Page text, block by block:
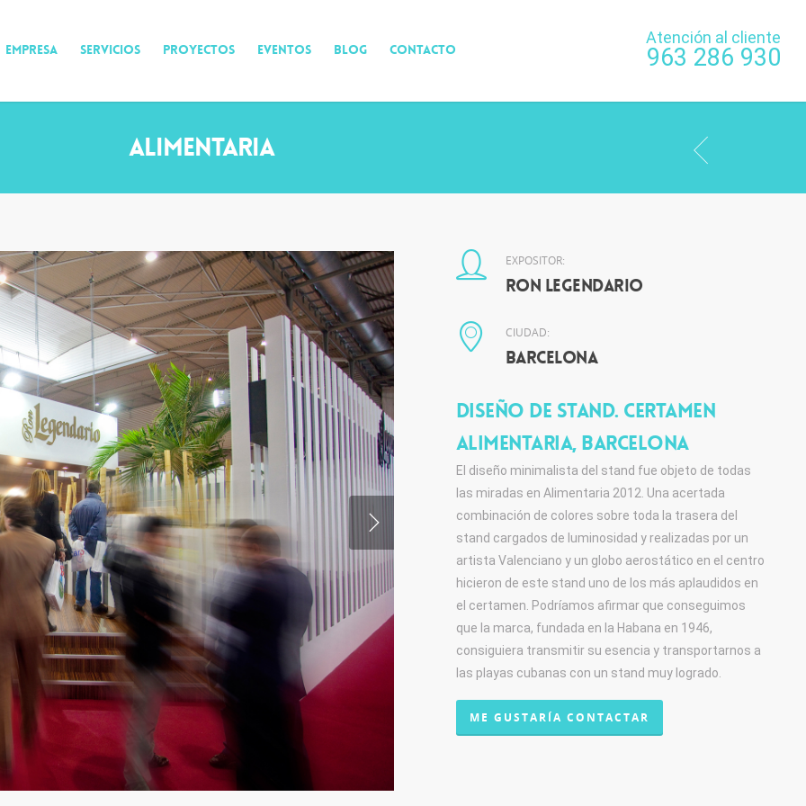
Atención al cliente
963 286 930
EMPRESA SERVICIOS PROYECTOS EVENTOS BLOG CONTACTO
Alimentaria
EXPOSITOR:
Ron Legendario
CIUDAD:
Barcelona
Diseño de stand. Certamen
Alimentaria, Barcelona
El diseño minimalista del stand fue objeto de todas
las miradas en Alimentaria 2012. Una acertada
combinación de colores sobre toda la trasera del
stand cargados de luminosidad y realizadas por un
artista Valenciano y un globo aerostático en el centro
hicieron de este stand uno de los más aplaudidos en
el certamen. Podríamos afirmar que conseguimos
que la marca, fundada en la Habana en 1946,
consiguiera transmitir su esencia y transportarnos a
las playas cubanas con un stand muy logrado.
ME GUSTARÍA CONTACTAR